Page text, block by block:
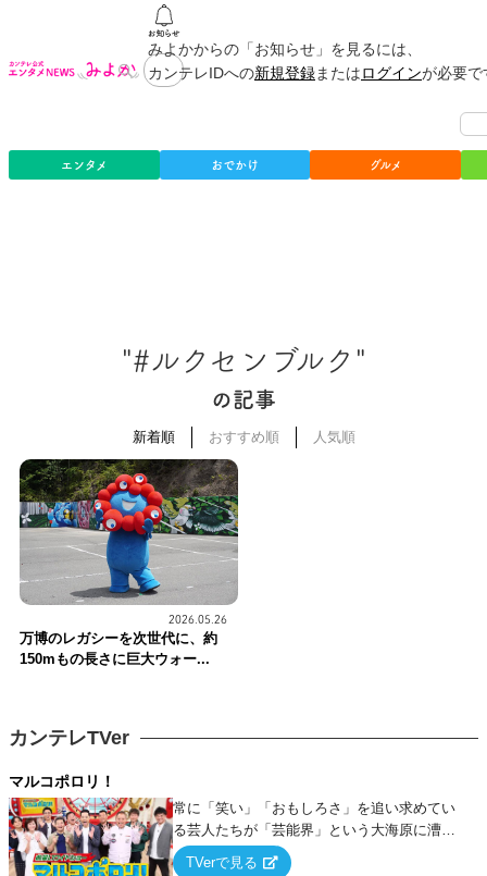
みよかからの「お知らせ」を見るには、
カンテレIDへの新規登録またはログインが必要
エンタメ おでかけ グルメ
"#ルクセンブルク"
の記事
新着順 おすすめ順 人気順
2026.05.26
万博のレガシーを次世代に、約
150mもの長さに巨大ウォー...
カンテレTVer
マルコポロリ！
常に「笑い」「おもしろさ」を追い求めてい
る芸人たちが「芸能界」という大海原に漕ぎ
出でて、新たなオモシロ人間を発掘する！
TVerで見る